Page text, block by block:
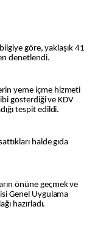
göre, yaklaşık 41
denetlendi.
yeme içme hizmeti
gösterdiği ve KDV
tespit edildi.
halde gıda
önüne geçmek ve
Genel Uygulama
hazırladı.